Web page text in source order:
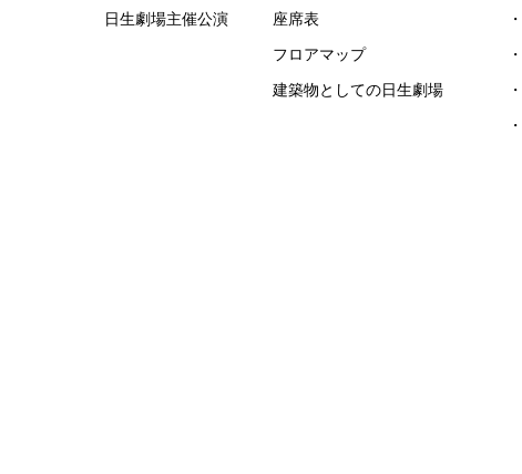
日生劇場主催公演
座席表
フロアマップ
建築物としての日生劇場